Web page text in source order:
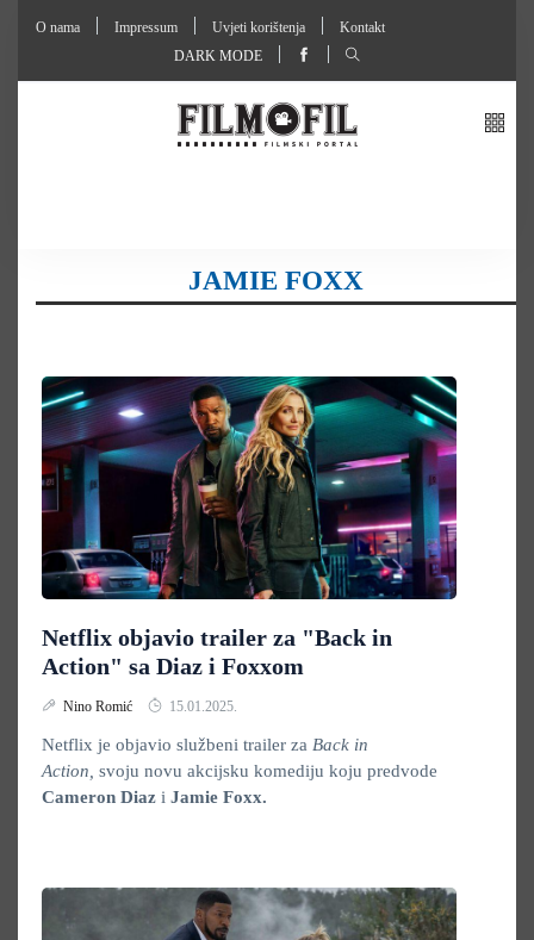
O nama Impressum Uvjeti korištenja
Kontakt
DARK MODE
JAMIE FOXX
Netflix objavio trailer za "Back in
Action" sa Diaz i Foxxom
Nino Romić 15.01.2025.
Netflix je objavio službeni trailer za Back in
Action, svoju novu akcijsku komediju koju predvode
Cameron Diaz i Jamie Foxx.